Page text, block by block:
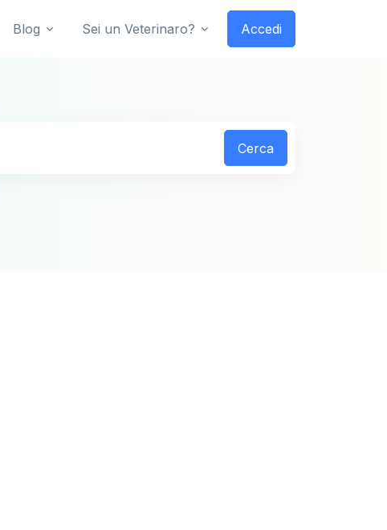
Blog Sei un Veterinaro? Accedi
Cerca